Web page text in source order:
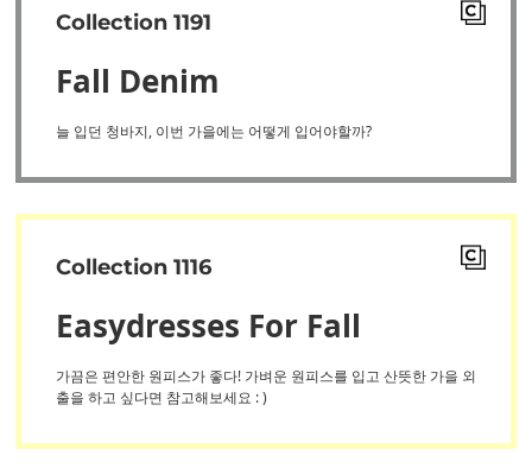
Collection 1191
Fall Denim
늘 입던 청바지, 이번 가을에는 어떻게 입어야할까?
Collection 1116
Easydresses For Fall
가끔은 편안한 원피스가 좋다! 가벼운 원피스를 입고 산뜻한 가을 외
출을 하고 싶다면 참고해보세요 : )